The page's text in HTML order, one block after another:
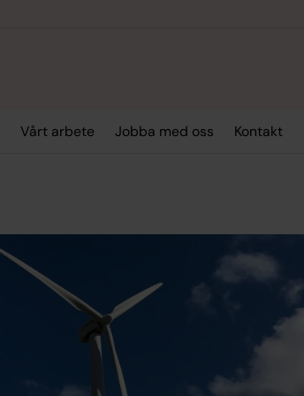
Vårt arbete Jobba med oss Kontakt